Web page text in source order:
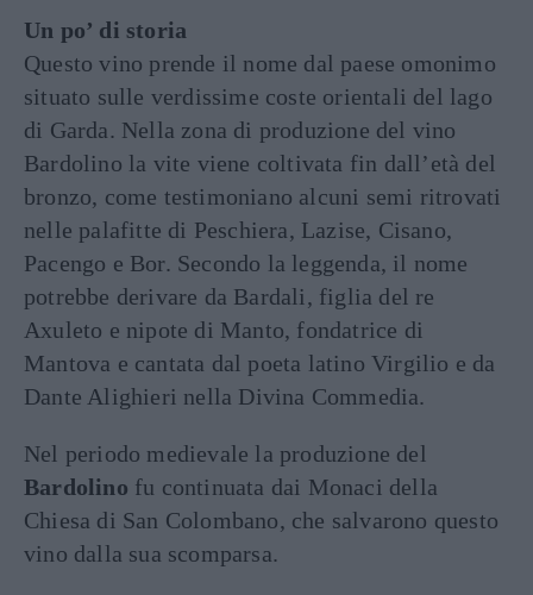
Un po’ di storia
Questo vino prende il nome dal paese omonimo
situato sulle verdissime coste orientali del lago
di Garda. Nella zona di produzione del vino
Bardolino la vite viene coltivata fin dall’età del
bronzo, come testimoniano alcuni semi ritrovati
nelle palafitte di Peschiera, Lazise, Cisano,
Pacengo e Bor. Secondo la leggenda, il nome
potrebbe derivare da Bardali, figlia del re
Axuleto e nipote di Manto, fondatrice di
Mantova e cantata dal poeta latino Virgilio e da
Dante Alighieri nella Divina Commedia.
Nel periodo medievale la produzione del
Bardolino fu continuata dai Monaci della
Chiesa di San Colombano, che salvarono questo
vino dalla sua scomparsa.